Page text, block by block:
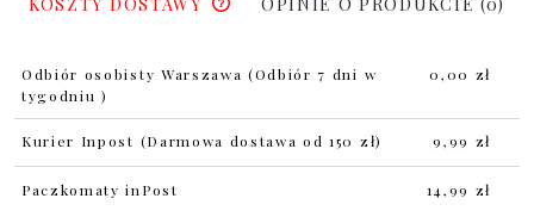
KOSZTY DOSTAWY OPINIE O PRODUKCIE (0)
Odbiór osobisty Warszawa (Odbiór 7 dni w
tygodniu )
0,00 zł
Kurier Inpost (Darmowa dostawa od 150 zł) 9,99 zł
Paczkomaty inPost 14,99 zł